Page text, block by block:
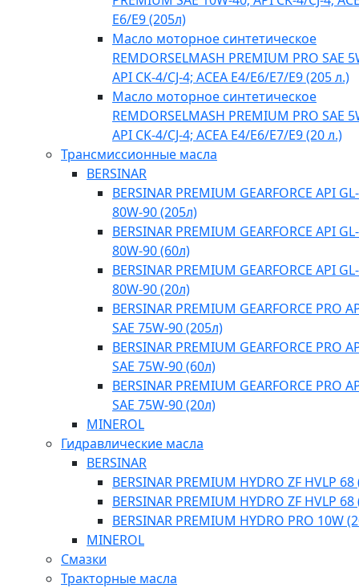
E6/E9 (205л)
Масло моторное синтетическое
REMDORSELMASH PREMIUM PRO SAE
API CK-4/CJ-4; ACEA E4/Е6/E7/E9 (205 л.)
Масло моторное синтетическое
REMDORSELMASH PREMIUM PRO SAE
API CK-4/CJ-4; ACEA E4/Е6/E7/E9 (20 л.)
Трансмиссионные масла
BERSINAR
BERSINAR PREMIUM GEARFORCE API
80W-90 (205л)
BERSINAR PREMIUM GEARFORCE API
80W-90 (60л)
BERSINAR PREMIUM GEARFORCE API
80W-90 (20л)
BERSINAR PREMIUM GEARFORCE PRO
SAE 75W-90 (205л)
BERSINAR PREMIUM GEARFORCE PRO
SAE 75W-90 (60л)
BERSINAR PREMIUM GEARFORCE PRO
SAE 75W-90 (20л)
MINEROL
Гидравлические масла
BERSINAR
BERSINAR PREMIUM HYDRO ZF HVLP
BERSINAR PREMIUM HYDRO ZF HVLP 68
BERSINAR PREMIUM HYDRO PRO 10W
MINEROL
Смазки
Тракторные масла